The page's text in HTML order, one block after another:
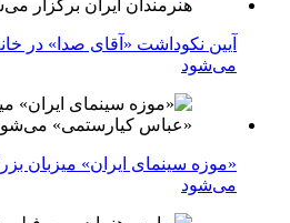
آیین نکوداشت «آقای صدا» در
می‌شود
«موزه سینمای ایران» میزبان
می‌شود